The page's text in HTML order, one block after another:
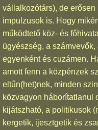
vállalkozótárs), de
impulzusok is. Hogy
működtető köz- és
ügyészség, a
egyenként és cuzámen.
amott fenn a közpénzek
eltűn(het)nek, minden
közvagyon háborítatlanul
kijátszható, a politikusok
kergetik, ijesztgetik és